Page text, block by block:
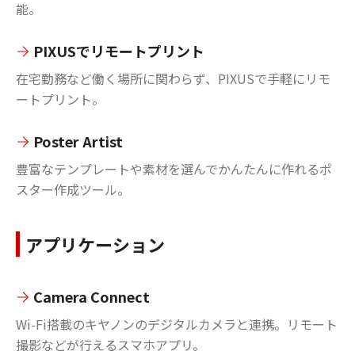
能。
PIXUSでリモートプリント
在宅勤務など働く場所に関わらず、PIXUSで手軽にリモ
ートプリント。
Poster Artist
豊富なテンプレートや素材を選んでかんたんに作れるポ
スター作成ツール。
アプリケーション
Camera Connect
Wi-Fi搭載のキヤノンのデジタルカメラと連携。リモート
撮影などが行えるスマホアプリ。